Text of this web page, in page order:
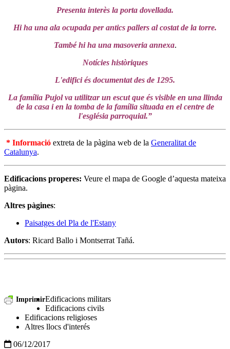
Presenta interès la porta dovellada.
Hi ha una ala ocupada per antics pallers al costat de la torre.
També hi ha una masoveria annexa.
Notícies històriques
L'edifici és documentat des de 1295.
La família Pujol va utilitzar un escut que és visible en una llinda
de la casa i en la tomba de la família situada en el centre de
l'església parroquial.”
* Informació extreta de la pàgina web de la Generalitat de
Catalunya.
Edificacions properes: Veure el mapa de Google d’aquesta mateixa
pàgina.
Altres pàgines:
Paisatges del Pla de l'Estany
Autors: Ricard Ballo i Montserrat Tañá.
ImprimirEdificacions militars
Edificacions civils
Edificacions religioses
Altres llocs d'interés
06/12/2017